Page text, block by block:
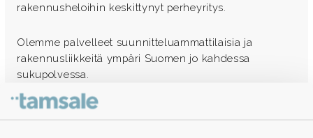
rakennusheloihin keskittynyt perheyritys.
Olemme palvelleet suunnitteluammattilaisia ja
rakennusliikkeitä ympäri Suomen jo kahdessa
sukupolvessa.
Ota yhteyttä - autamme mielellämme